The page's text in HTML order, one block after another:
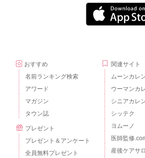
おすすめ
名前ランキング検索
アワード
マガジン
タウン誌
プレゼント
プレゼント＆アンケート
全員無料プレゼント
関連サイト
ムーンカレ
ウーマンカ
シニアカレ
シッテク
ヨムーノ
医師監修
産後ケアサ